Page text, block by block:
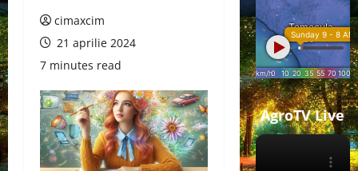
cimaxcim
21 aprilie 2024
7 minutes read
AgroTV Live